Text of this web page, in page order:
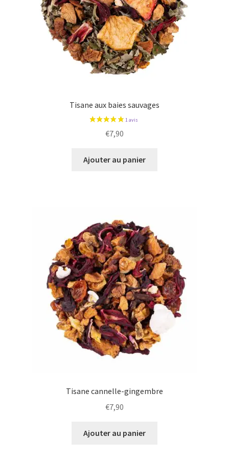
Tisane aux baies sauvages
€7,90
Ajouter au panier
Tisane cannelle-gingembre
€7,90
Ajouter au panier